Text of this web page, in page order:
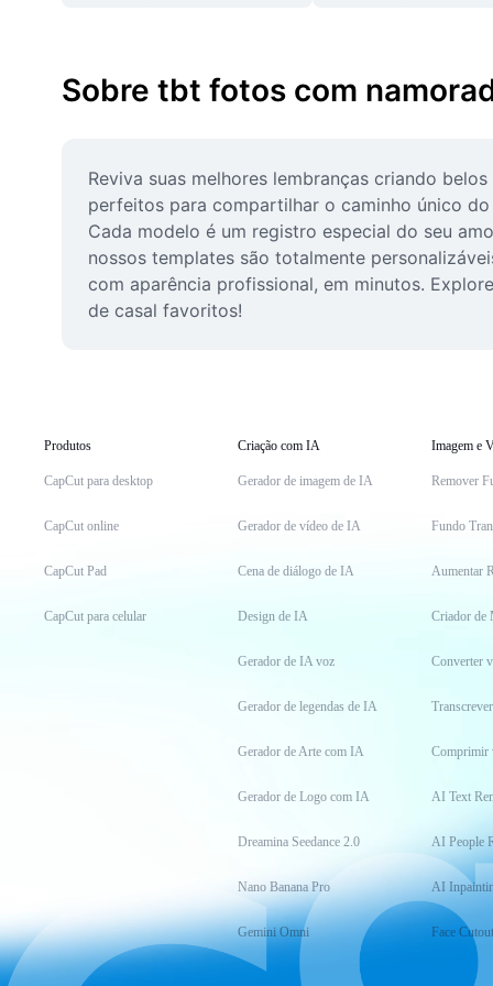
Sobre tbt fotos com
Reviva suas melhores lembranças criando
perfeitos para compartilhar o caminho único
Cada modelo é um registro especial do seu
nossos templates são totalmente
com aparência profissional, em minutos.
de casal favoritos!
Produtos
CapCut para desktop
CapCut online
CapCut Pad
CapCut para celular
Criação com IA
Gerador de imagem de IA
Gerador de vídeo de IA
Cena de diálogo de IA
Design de IA
Gerador de IA voz
Gerador de legendas de IA
Gerador de Arte com IA
Gerador de Logo com IA
Dreamina Seedance 2.0
Nano Banana Pro
Gemini Omni
Imagem e
Remover
Fundo
Aumentar
Criador de
Converter
Comprimir
AI Text
AI People
AI
Face Cutout